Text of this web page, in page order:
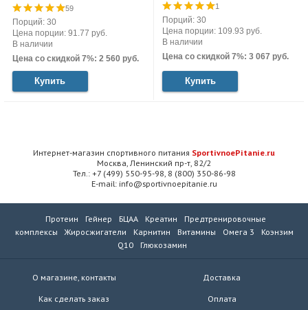
59
Порций: 30
Цена порции: 91.77 руб.
В наличии
Цена со скидкой 7%: 2 560 руб.
Купить
1
Порций: 30
Цена порции: 109.93 руб.
В наличии
Цена со скидкой 7%: 3 067 руб.
Купить
Интернет-магазин спортивного питания SportivnoePitanie.ru
Москва, Ленинский пр-т, 82/2
Тел.: +7 (499) 550-95-98, 8 (800) 350-86-98
E-mail: info@sportivnoepitanie.ru
Протеин Гейнер БЦАА Креатин
Предтренировочные
комплексы
Жиросжигатели Карнитин Витамины Омега 3
Коэнзим
Q10
Глюкозамин
О магазине, контакты
Как сделать заказ
Доставка
Оплата